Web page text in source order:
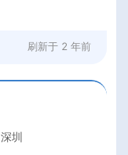
刷新于 2 年前
深圳